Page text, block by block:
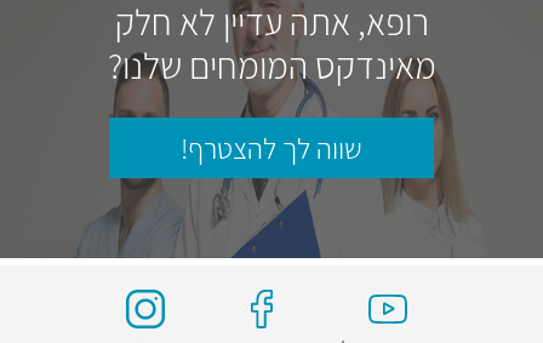
רופא, אתה עדיין לא חלק
מאינדקס המומחים שלנו?
שווה לך להצטרף!